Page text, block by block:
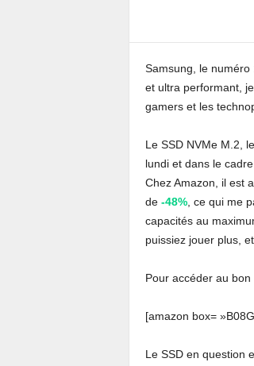
Samsung, le
et ultra performant,
gamers et les
Le SSD NVMe M.2, le
lundi et dans le
Chez Amazon, il est
de -48%, ce qui me
capacités au
puissiez jouer plus,
Pour accéder au bon
[amazon box=
Le SSD en question